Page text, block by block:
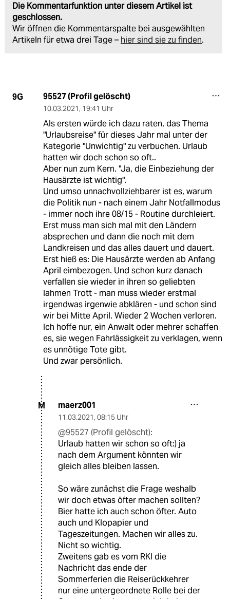
Die Kommentarfunktion unter diesem Artikel ist
geschlossen.
Wir öffnen die Kommentarspalte bei ausgewählten
Artikeln für etwa drei Tage – hier sind sie zu finden.
9G 95527 (Profil gelöscht)
10.03.2021, 19:41 Uhr
Als ersten würde ich dazu raten, das Thema
"Urlaubsreise" für dieses Jahr mal unter der
Kategorie "Unwichtig" zu verbuchen. Urlaub
hatten wir doch schon so oft..
Aber nun zum Kern. "Ja, die Einbeziehung der
Hausärzte ist wichtig".
Und umso unnachvollziehbarer ist es, warum
die Politik nun - nach einem Jahr Notfallmodus
- immer noch ihre 08/15 - Routine durchleiert.
Erst muss man sich mal mit den Ländern
absprechen und dann die noch mit dem
Landkreisen und das alles dauert und dauert.
Erst hieß es: Die Hausärzte werden ab Anfang
April eimbezogen. Und schon kurz danach
verfallen sie wieder in ihren so geliebten
lahmen Trott - man muss wieder erstmal
irgendwas irgenwie abklären - und schon sind
wir bei Mitte April. Wieder 2 Wochen verloren.
Ich hoffe nur, ein Anwalt oder mehrer schaffen
es, sie wegen Fahrlässigkeit zu verklagen, wenn
es unnötige Tote gibt.
Und zwar persönlich.
M maerz001
11.03.2021, 08:15 Uhr
@95527 (Profil gelöscht):
Urlaub hatten wir schon so oft:) ja
nach dem Argument könnten wir
gleich alles bleiben lassen.
So wäre zunächst die Frage weshalb
wir doch etwas öfter machen sollten?
Bier hatte ich auch schon öfter. Auto
auch und Klopapier und
Tageszeitungen. Machen wir alles zu.
Nicht so wichtig.
Zweitens gab es vom RKI die
Nachricht das ende der
Sommerferien die Reiserückkehrer
nur eine untergeordnete Rolle bei der